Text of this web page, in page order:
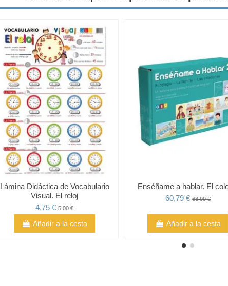
Lámina Didáctica de Vocabulario
Visual. El reloj
4,75 € 5,00 €
Añadir a la cesta
Enséñame a hablar. El
60,79 €63,99 €
Añadir a la cesta